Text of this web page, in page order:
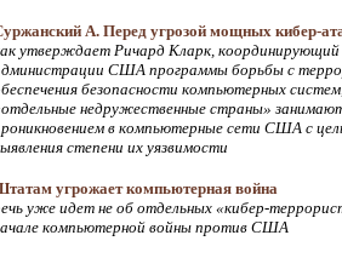
А. Перед угрозой мощных кибер-
утверждает Ричард Кларк, координирующий
США программы борьбы с
безопасности компьютерных
недружественные страны»
в компьютерные сети США с
степени их уязвимости
угрожает компьютерная война
уже идет не об отдельных «кибер-
компьютерной войны против США